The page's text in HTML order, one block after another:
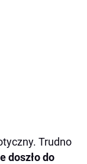
Trudno
doszło do